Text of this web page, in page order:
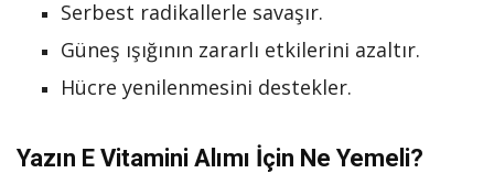
Serbest radikallerle savaşır.
Güneş ışığının zararlı etkilerini azaltır.
Hücre yenilenmesini destekler.
Yazın E Vitamini Alımı İçin Ne Yemeli?